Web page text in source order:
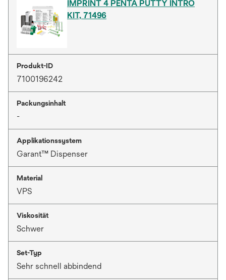
IMPRINT 4 PENTA PUTTY INTRO
KIT, 71496
Produkt-ID
7100196242
Packungsinhalt
-
Applikationssystem
Garant™ Dispenser
Material
VPS
Viskosität
Schwer
Set-Typ
Sehr schnell abbindend